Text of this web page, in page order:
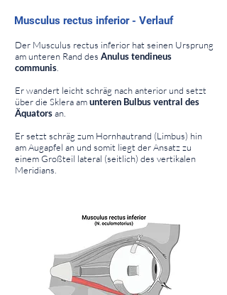
Musculus rectus inferior - Verlauf
Der Musculus rectus inferior hat seinen Ursprung
am unteren Rand des Anulus tendineus
communis
Er wandert leicht schräg nach anterior und setzt
über die Sklera amunteren Bulbus ventral des
Äquatorsan.
Er setzt schräg zum Hornhautrand (Limbus) hin
am Augapfel an und somit liegt der Ansatz zu
einem Großteil lateral (seitlich) des vertikalen
Meridians.